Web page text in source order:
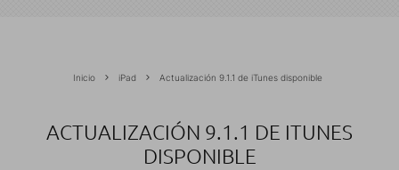
Inicio iPad Actualización 9.1.1 de iTunes disponible
ACTUALIZACIÓN 9.1.1 DE ITUNES
DISPONIBLE